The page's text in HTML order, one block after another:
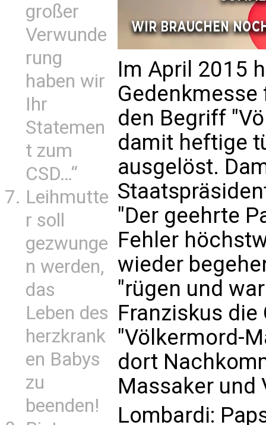
großer
Verwunde
rung
haben wir
Ihr
Statemen
t zum
CSD…“
Leihmutte
r soll
gezwunge
n werden,
das
Leben des
herzkrank
en Babys
zu
beenden!
Im April 2015
den Begriff
damit heftige
ausgelöst.
"Der geehrte
Fehler
wieder
"rügen und
Franziskus
"Völkermord-
dort
Massaker und
Lombardi: